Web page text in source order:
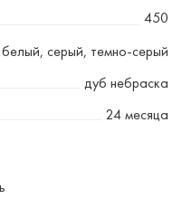
450
белый, серый, темно-серый
дуб небраска
24 месяца